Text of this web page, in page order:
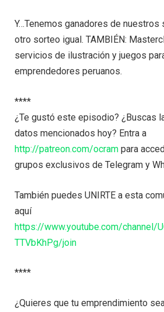
Y…Tenemos ganadores de
otro sorteo igual. TAMBIÉN:
servicios de ilustración y juegos
emprendedores peruanos.
****
¿Te gustó este episodio? ¿Buscas
datos mencionados hoy? Entra a
http://patreon.com/ocram para
grupos exclusivos de Telegram y
También puedes UNIRTE a esta
aquí
https://www.youtube.com/channel/
TTVbKhPg/join
****
¿Quieres que tu emprendimiento